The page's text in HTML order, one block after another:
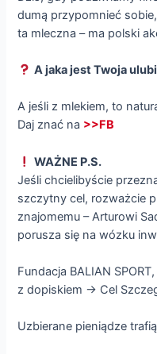
dumą przypomnieć
ta mleczna – ma polski
A jaka jest Twoja
A jeśli z mlekiem, to
Daj znać na >>FB
WAŻNE P.S.
Jeśli chcielibyście
szczytny cel, rozważcie
znajomemu – Arturowi
porusza się na wózku
Fundacja BALIAN
z dopiskiem -> Cel
Uzbierane pieniądze